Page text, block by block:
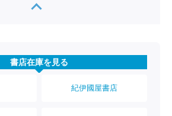
書店在庫を見る
紀伊國屋書店